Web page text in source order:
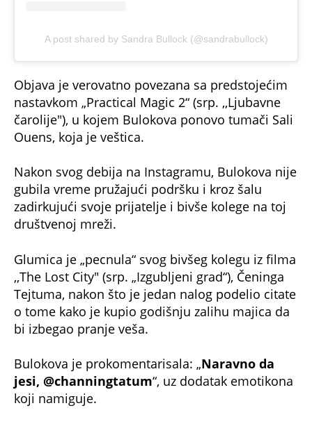
A post shared by Sandra Bullock (@sandrabullock)
Objava je verovatno povezana sa predstojećim
nastavkom „Practical Magic 2“ (srp. ,,Ljubavne
čarolije"), u kojem Bulokova ponovo tumači Sali
Ouens, koja je veštica.
Nakon svog debija na Instagramu, Bulokova nije
gubila vreme pružajući podršku i kroz šalu
zadirkujući svoje prijatelje i bivše kolege na toj
društvenoj mreži.
Glumica je „pecnula“ svog bivšeg kolegu iz filma
,,The Lost City" (srp. „Izgubljeni grad“), Čeninga
Tejtuma, nakon što je jedan nalog podelio citate
o tome kako je kupio godišnju zalihu majica da
bi izbegao pranje veša.
Bulokova je prokomentarisala: „Naravno da
jesi, @channingtatum“, uz dodatak emotikona
koji namiguje.